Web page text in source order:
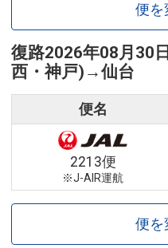
便を
復路2026年08月30
西・神戸) →仙台
便名
2213便
※J-AIR運航
便を